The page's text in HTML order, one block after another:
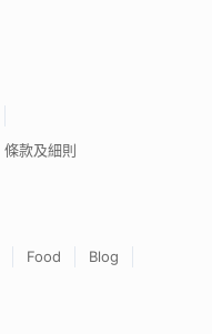
條款及細則
Food
Blog